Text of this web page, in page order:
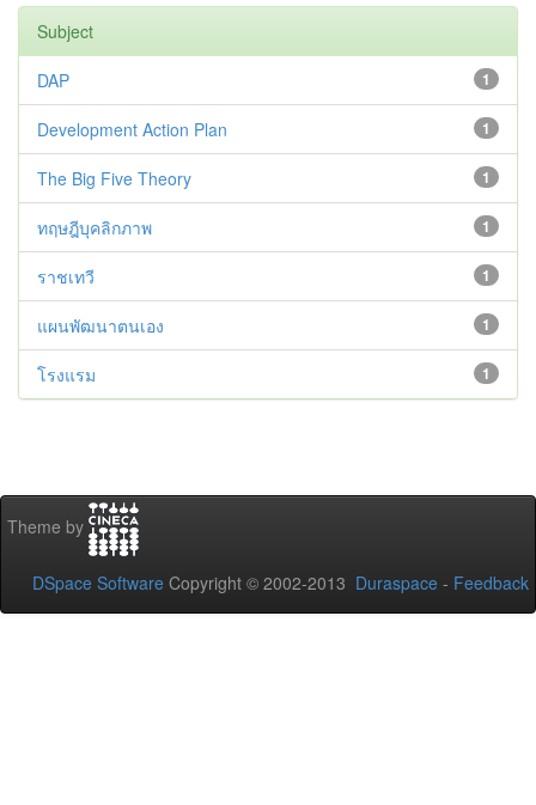
Subject
1
DAP
1
Development Action Plan
1
The Big Five Theory
1
ทฤษฎีบุคลิกภาพ
1
ราชเทวี
1
แผนพัฒนาตนเอง
1
โรงแรม
Theme by
DSpace Software Copyright © 2002-2013 Duraspace - Feedback